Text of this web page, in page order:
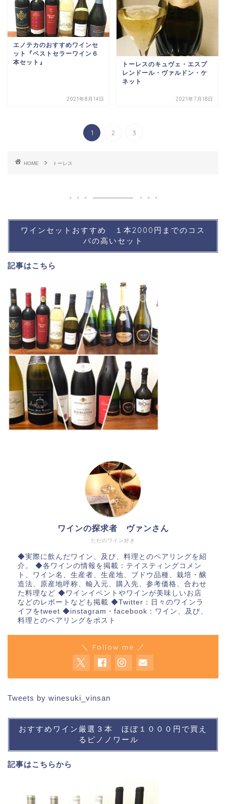
エノテカのおすすめワインセ
ット『ベストセラーワイン６
本セット』
2021年8月14日
トーレスのキュヴェ・エスプ
レンドール・ヴァルドン・ケ
ネット
2021年7月18日
1 2 3
HOME トーレス
ワインセットおすすめ １本2000円までのコス
パの高いセット
記事はこちら
ただのワイン好き
ワインの探求者 ヴァンさん
◆実際に飲んだワイン、及び、料理とのペアリングを紹
介。 ◆各ワインの情報を掲載：テイスティングコメン
ト、ワイン名、生産者、生産地、ブドウ品種、栽培・醸
造法、原産地呼称、輸入元、購入先、参考価格、合わせ
た料理など ◆ワインイベントやワインが美味しいお店
などのレポートなども掲載 ◆Twitter：日々のワインラ
イフをtweet ◆instagram・facebook：ワイン、及び、
料理とのペアリングをポスト
＼ Follow me ／
Tweets by winesuki_vinsan
おすすめワイン厳選３本 ほぼ１０００円で買え
るピノノワール
記事はこちらから